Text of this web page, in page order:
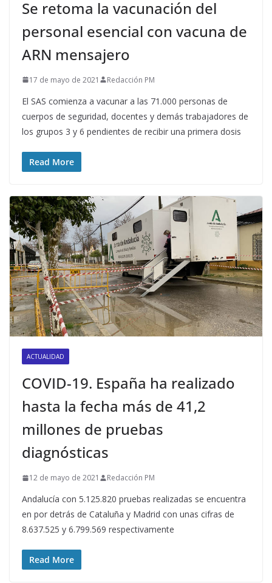
Se retoma la vacunación del
personal esencial con vacuna de
ARN mensajero
17 de mayo de 2021 Redacción PM
El SAS comienza a vacunar a las 71.000 personas de
cuerpos de seguridad, docentes y demás trabajadores de
los grupos 3 y 6 pendientes de recibir una primera dosis
Read More
ACTUALIDAD
COVID-19. España ha realizado
hasta la fecha más de 41,2
millones de pruebas
diagnósticas
12 de mayo de 2021 Redacción PM
Andalucía con 5.125.820 pruebas realizadas se encuentra
en por detrás de Cataluña y Madrid con unas cifras de
8.637.525 y 6.799.569 respectivamente
Read More